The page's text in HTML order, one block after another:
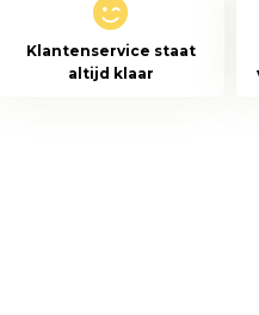
660grKlantenservice staat
altijd klaar